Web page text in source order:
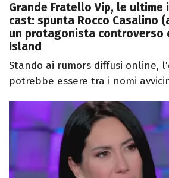
Grande Fratello Vip, le ultime
cast: spunta Rocco Casalino
un protagonista controverso
Island
Stando ai rumors diffusi online,
potrebbe essere tra i nomi